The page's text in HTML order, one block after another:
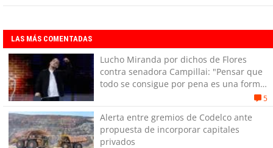
LAS MÁS COMENTADAS
Lucho Miranda por dichos de Flores
contra senadora Campillai: "Pensar que
todo se consigue por pena es una forma
5
Alerta entre gremios de Codelco ante
propuesta de incorporar capitales
privados